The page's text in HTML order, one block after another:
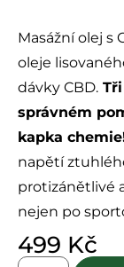
z
Masážní olej s
oleje
dávky CBD.
správném
kapka
napětí
protizánětlivé
nejen po
499 Kč